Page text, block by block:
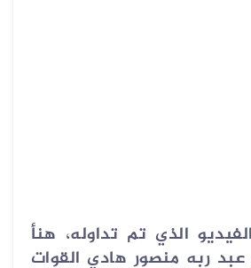
الذي تم تداوله، هنأ
ربه منصور هادي القوات